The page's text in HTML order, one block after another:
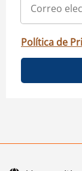
Política de